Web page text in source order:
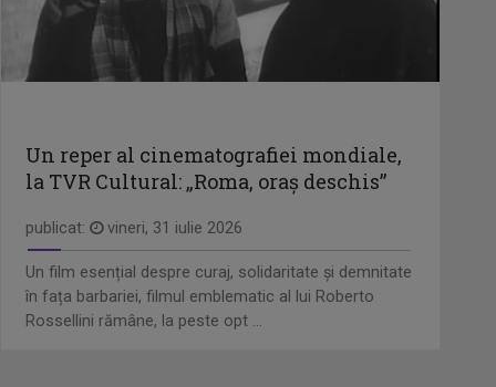
Un reper al cinematografiei mondiale,
la TVR Cultural: „Roma, oraș deschis”
publicat: vineri, 31 iulie 2026
Un film esențial despre curaj, solidaritate și demnitate
în fața barbariei, filmul emblematic al lui Roberto
Rossellini rămâne, la peste opt ...